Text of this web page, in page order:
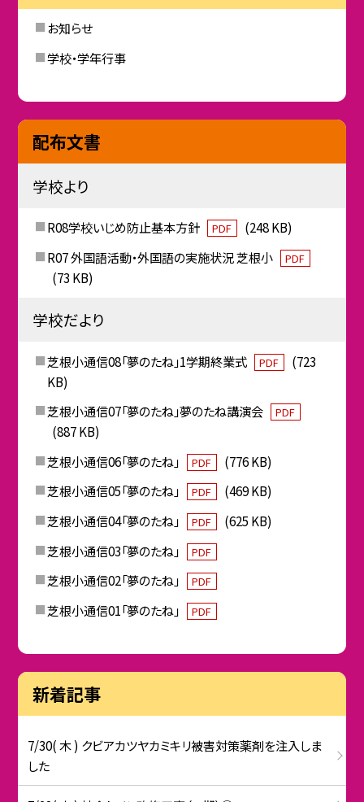
お知らせ
学校・学年行事
配布文書
学校より
R08学校いじめ防止基本方針 PDF
(248 KB)
R07 外国語活動・外国語の実施状況 芝根小
PDF
(73 KB)
学校だより
芝根小通信08「夢のたね」1学期終業式 PDF
(723
KB)
芝根小通信07「夢のたね」夢のたね講演会
PDF
(887 KB)
芝根小通信06「夢のたね」
PDF
(776 KB)
芝根小通信05「夢のたね」
PDF
(469 KB)
芝根小通信04「夢のたね」
PDF
(625 KB)
芝根小通信03「夢のたね」
PDF
芝根小通信02「夢のたね」 PDF
芝根小通信01「夢のたね」 PDF
新着記事
7/30( 木 ) クビアカツヤカミキリ被害対策薬剤を注入しま
した